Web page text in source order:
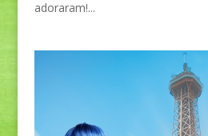
adoraram!...